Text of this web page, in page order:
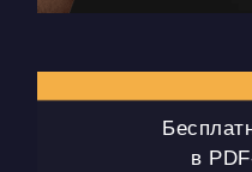
в